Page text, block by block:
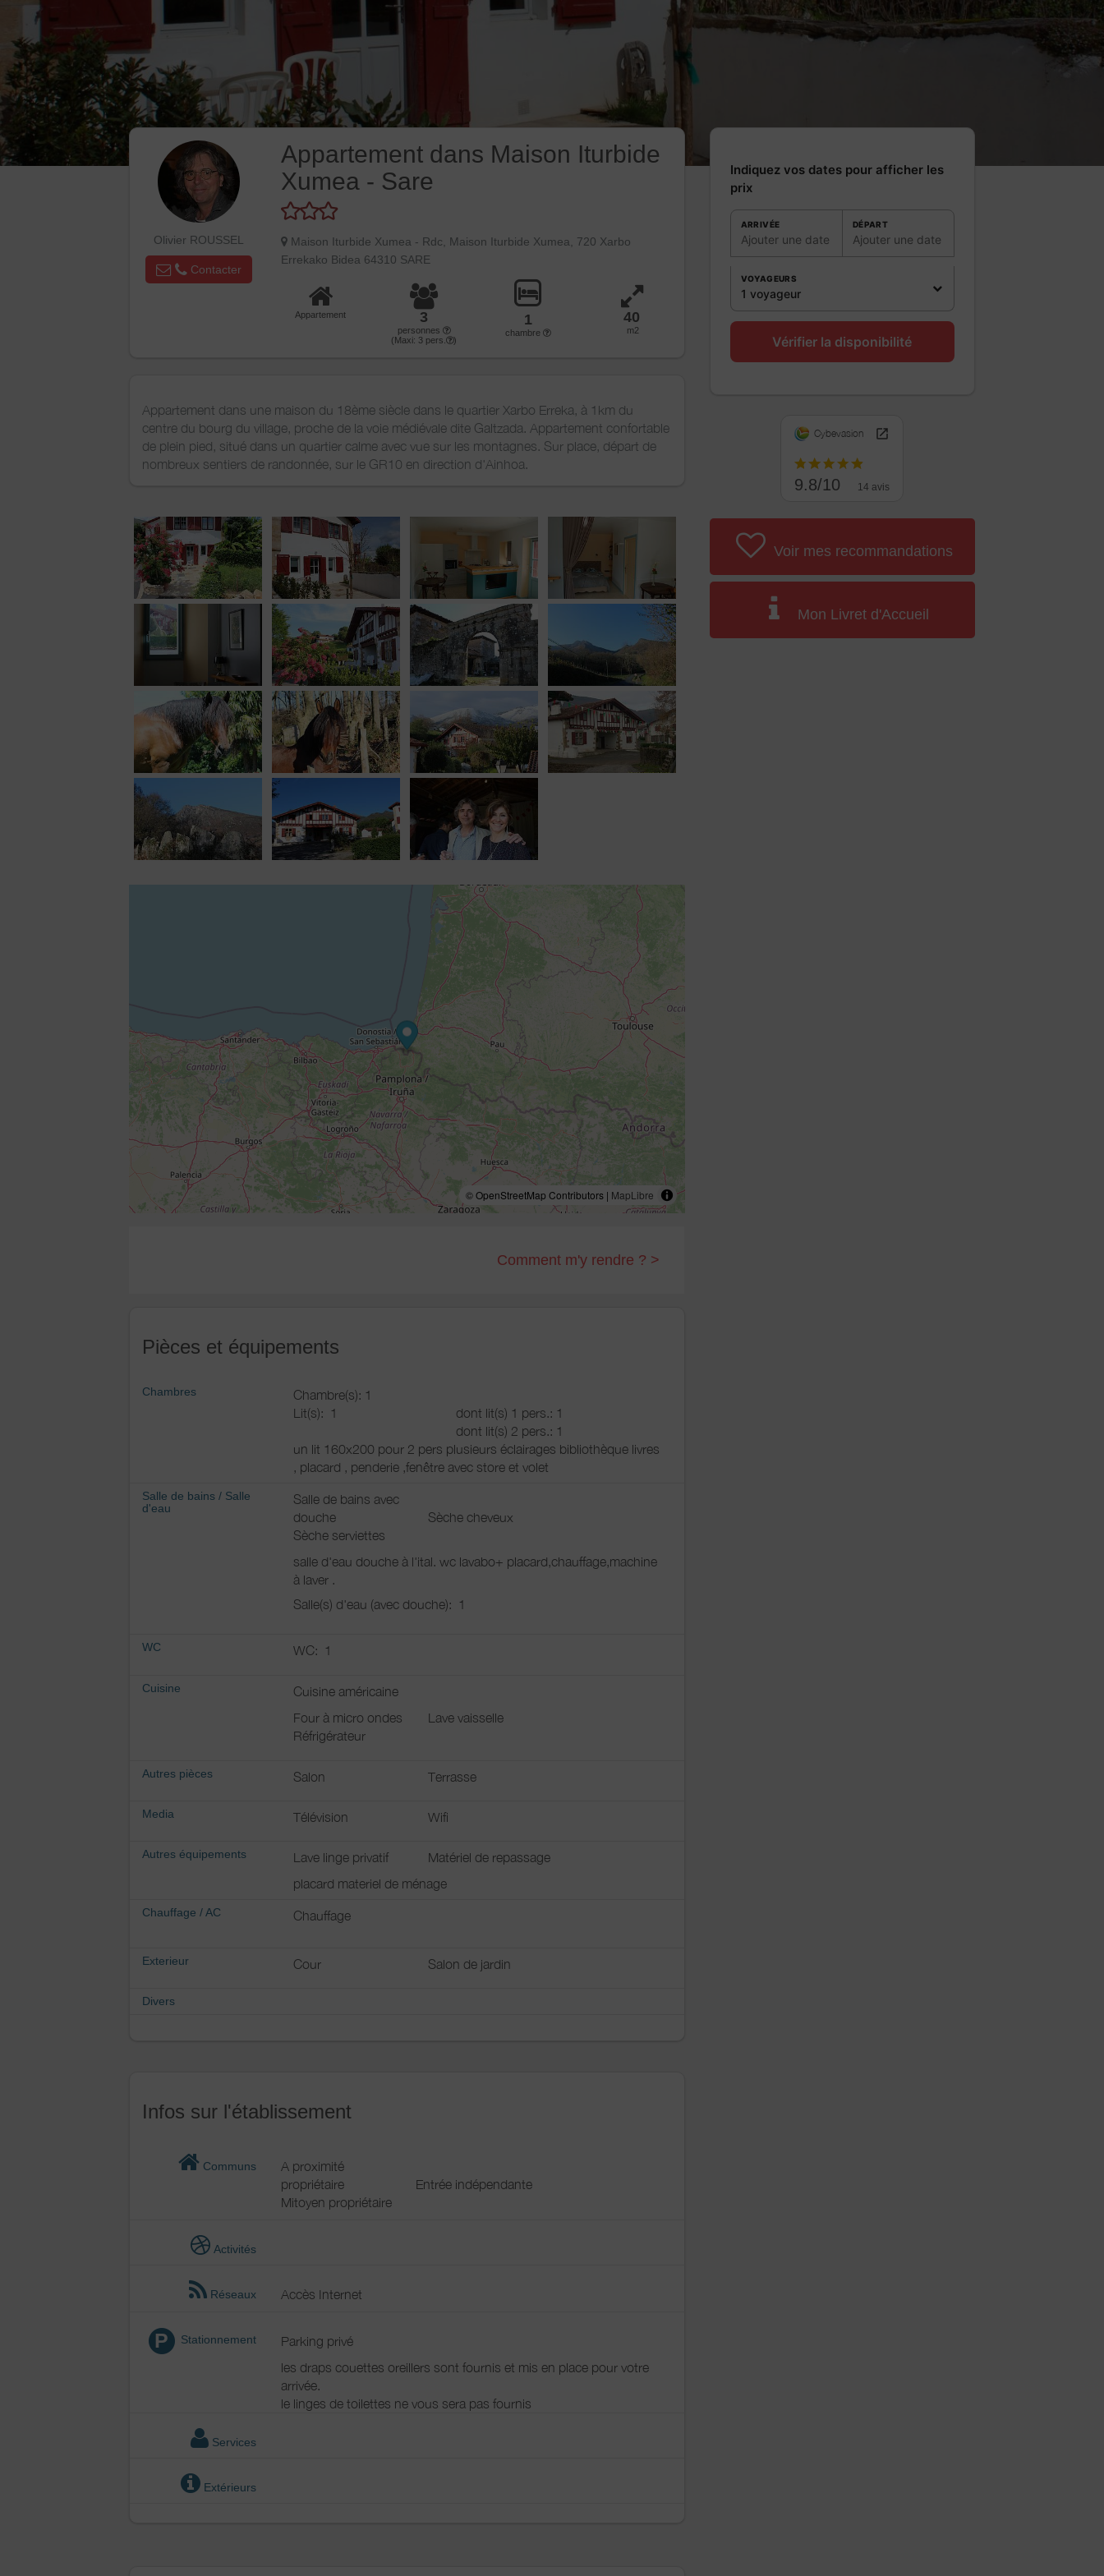
Olivier ROUSSEL
Contacter
Appartement dans Maison Iturbide
Xumea - Sare
Maison Iturbide Xumea - Rdc, Maison Iturbide Xumea, 720 Xarbo
Errekako Bidea 64310 SARE
Appartement 3
personnes
(Maxi: 3 pers. )
1
chambre
40
m2
Appartement dans une maison du 18ème siècle dans le quartier Xarbo Erreka, à 1km du
centre du bourg du village, proche de la voie médiévale dite Galtzada. Appartement confortable
de plein pied, situé dans un quartier calme avec vue sur les montagnes. Sur place, départ de
nombreux sentiers de randonnée, sur le GR10 en direction d'Ainhoa.
© OpenStreetMap Contributors | MapLibre
Comment m'y rendre ? >
Pièces et équipements
Chambres
Chambre(s): 1
Lit(s):
1
dont lit(s) 1 pers.: 1
dont lit(s) 2 pers.: 1
un lit 160x200 pour 2 pers plusieurs éclairages bibliothèque livres
, placard , penderie ,fenêtre avec store et volet
Salle de bains / Salle
d'eau
Salle de bains avec
douche
Sèche cheveux
Sèche serviettes
salle d'eau douche à l'ital. wc lavabo+ placard,chauffage,machine
à laver .
Salle(s) d'eau (avec douche):
1
WC WC: 1
Cuisine
Cuisine américaine
Four à micro ondes
Lave vaisselle
Réfrigérateur
Autres pièces Salon Terrasse
Media Télévision Wifi
Autres équipements Lave linge privatif
Matériel de repassage
placard materiel de ménage
Chauffage / AC Chauffage
Exterieur Cour Salon de jardin
Divers
Infos sur l'établissement
Communs
A proximité
propriétaire
Entrée indépendante
Mitoyen propriétaire
Activités
Réseaux Accès Internet
P Stationnement
Parking privé
les draps couettes oreillers sont fournis et mis en place pour votre
arrivée.
le linges de toilettes ne vous sera pas fournis
Services
Extérieurs
Indiquez vos dates pour afficher les
prix
ARRIVÉE
Ajouter une date
DÉPART
Ajouter une date
VOYAGEURS
1 voyageur
Vérifier la disponibilité
Cybevasion
9.8/10 14 avis
Voir mes recommandations
Mon Livret d'Accueil